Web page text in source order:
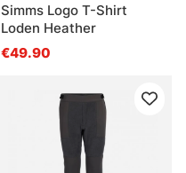
Simms Logo T-Shirt
Loden Heather
€49.90